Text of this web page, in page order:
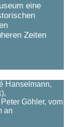
eine
Zeiten